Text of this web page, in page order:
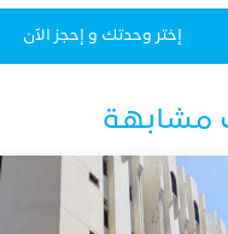
إختر وحدتك و إحجز الآن
مشابهة